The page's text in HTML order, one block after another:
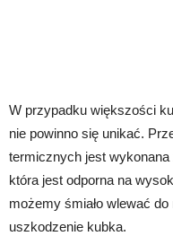
W przypadku większości
nie powinno się unikać.
termicznych jest
która jest odporna na
możemy śmiało wlewać
uszkodzenie kubka.